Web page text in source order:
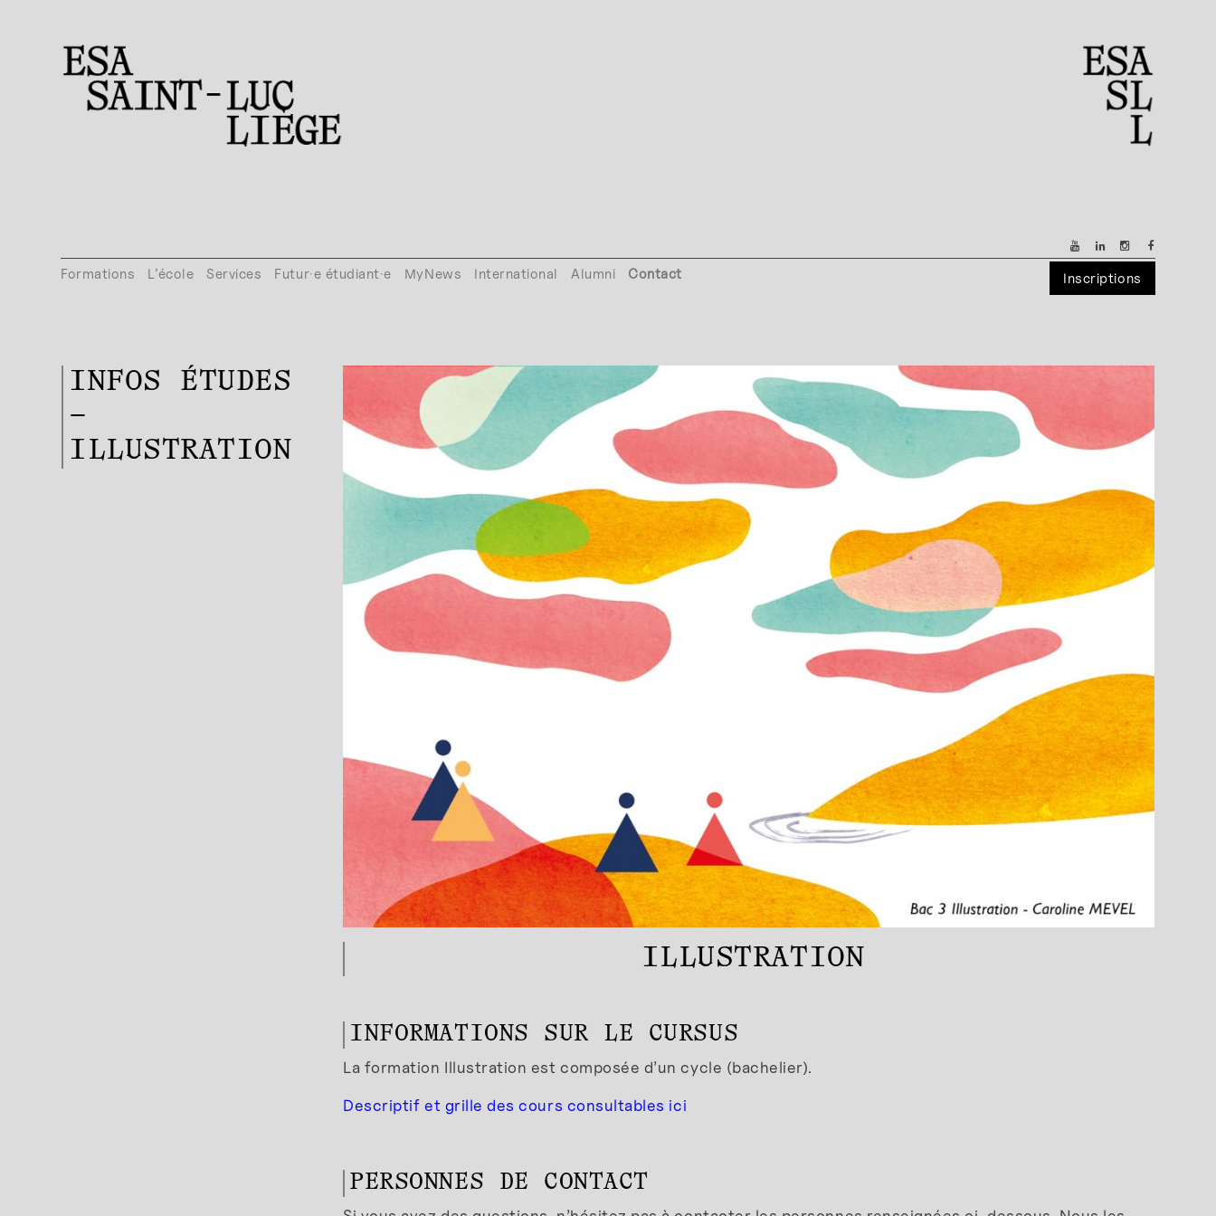
Formations L’école Services Futur·e étudiant·e MyNews International Alumni Contact Inscriptions
INFOS ÉTUDES
–
ILLUSTRATION
ILLUSTRATION
INFORMATIONS SUR LE CURSUS
La formation Illustration est composée d’un cycle (bachelier).
Descriptif et grille des cours consultables ici
PERSONNES DE CONTACT